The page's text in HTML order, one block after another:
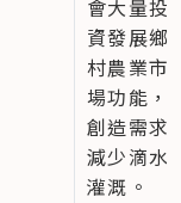
會大量投
資發展鄉
村農業市
場功能，
創造需求
減少滴水
灌溉。